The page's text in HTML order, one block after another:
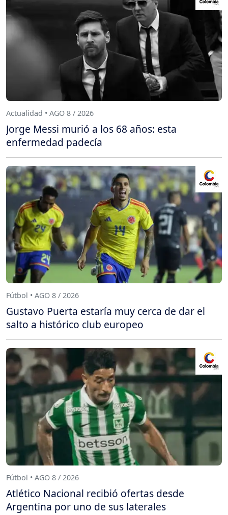
Actualidad • AGO 8 / 2026
Jorge Messi murió a los 68 años: esta
enfermedad padecía
Fútbol • AGO 8 / 2026
Gustavo Puerta estaría muy cerca de dar el
salto a histórico club europeo
Fútbol • AGO 8 / 2026
Atlético Nacional recibió ofertas desde
Argentina por uno de sus laterales